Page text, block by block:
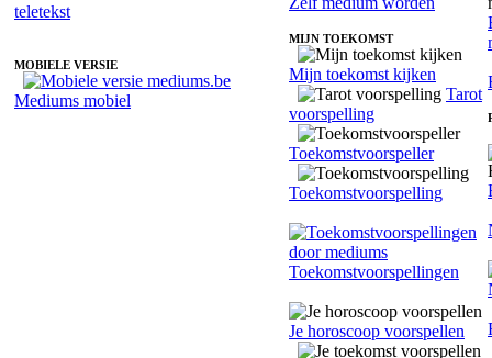
teletekst
MOBIELE VERSIE
Mediums mobiel
MIJN TOEKOMST
Mijn toekomst kijken
Tarot
voorspelling
Toekomstvoorspeller
Toekomstvoorspelling
Toekomstvoorspellingen
Je horoscoop voorspellen